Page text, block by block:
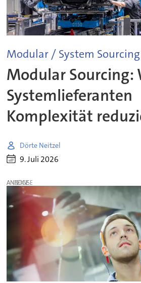
Modular / System Sourcing
Modular Sourcing:
Systemlieferanten
Komplexität
Dörte Neitzel
9. Juli 2026
ANZEIGE